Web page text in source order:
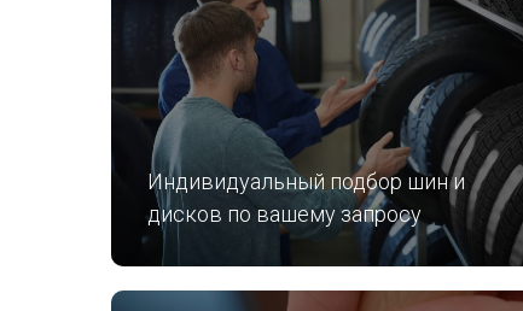
Индивидуальный подбор шин и
дисков по вашему запросу